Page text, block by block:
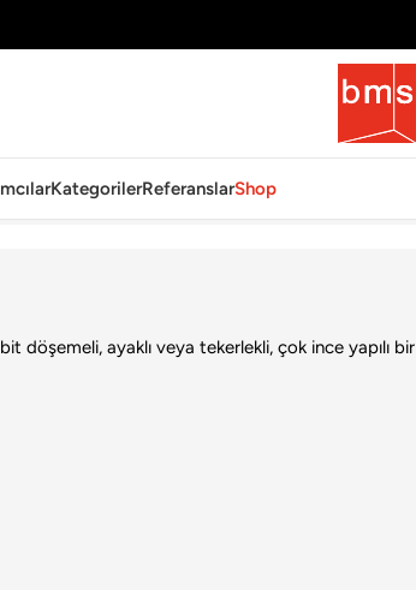
KategorilerReferanslarShop
SIRA Koltuk
döşemeli, ayaklı veya tekerlekli, çok ince yapılı bir